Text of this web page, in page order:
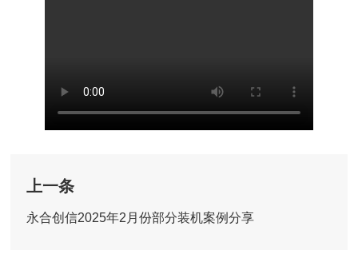
上一条
永合创信2025年2月份部分装机案例分享